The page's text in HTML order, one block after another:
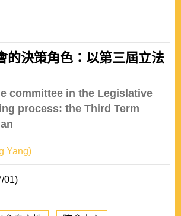
的決策角色：以第三屆立法
committee in the Legislative
process: the Third Term
Yang)
01)